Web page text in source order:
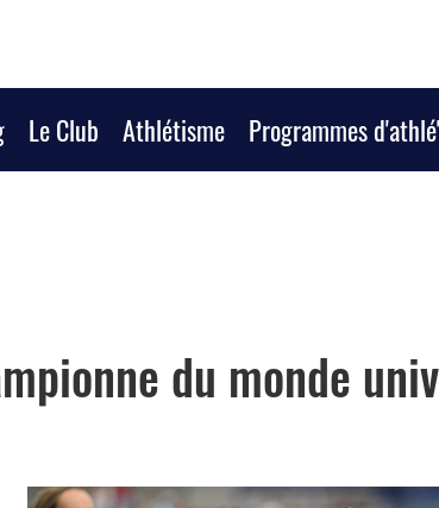
Le Club Athlétisme Programmes d'athlé'
du monde